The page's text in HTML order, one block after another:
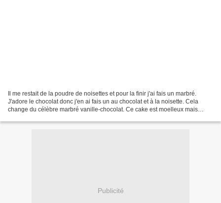
Il me restait de la poudre de noisettes et pour la finir j'ai fais un marbré.
J'adore le chocolat donc j'en ai fais un au chocolat et à la noisette. Cela
change du célèbre marbré vanille-chocolat. Ce cake est moelleux mais
Publicité